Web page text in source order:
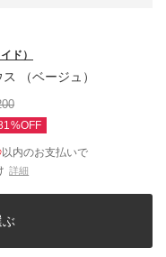
ド）
（ベージュ）
以内のお支払いで
詳細